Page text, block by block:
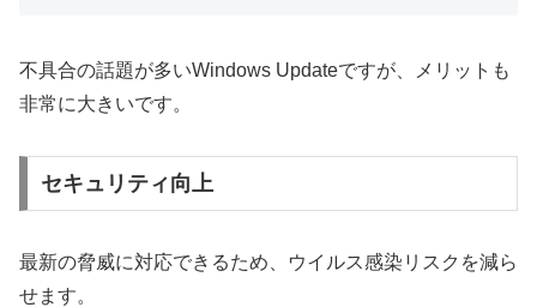
不具合の話題が多いWindows Updateですが、メリットも
非常に大きいです。
セキュリティ向上
最新の脅威に対応できるため、ウイルス感染リスクを減ら
せます。